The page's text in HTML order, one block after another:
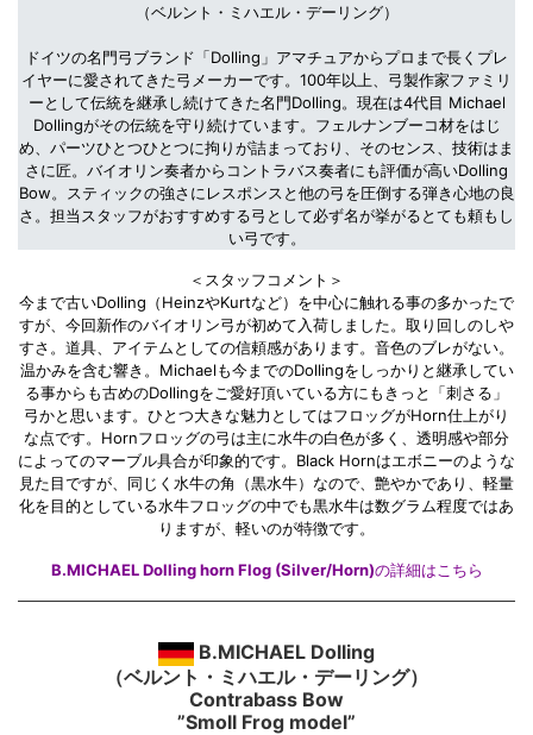
（ベルント・ミハエル・デーリング）
ドイツの名門弓ブランド「Dolling」アマチュアからプロまで長くプレ
イヤーに愛されてきた弓メーカーです。100年以上、弓製作家ファミリ
ーとして伝統を継承し続けてきた名門Dolling。現在は4代目 Michael
Dollingがその伝統を守り続けています。フェルナンブーコ材をはじ
め、パーツひとつひとつに拘りが詰まっており、そのセンス、技術はま
さに匠。バイオリン奏者からコントラバス奏者にも評価が高いDolling
Bow。スティックの強さにレスポンスと他の弓を圧倒する弾き心地の良
さ。担当スタッフがおすすめする弓として必ず名が挙がるとても頼もし
い弓です。
＜スタッフコメント＞
今まで古いDolling（HeinzやKurtなど）を中心に触れる事の多かったで
すが、今回新作のバイオリン弓が初めて入荷しました。取り回しのしや
すさ。道具、アイテムとしての信頼感があります。音色のブレがない。
温かみを含む響き。Michaelも今までのDollingをしっかりと継承してい
る事からも古めのDollingをご愛好頂いている方にもきっと「刺さる」
弓かと思います。ひとつ大きな魅力としてはフロッグがHorn仕上がり
な点です。Hornフロッグの弓は主に水牛の白色が多く、透明感や部分
によってのマーブル具合が印象的です。Black Hornはエボニーのような
見た目ですが、同じく水牛の角（黒水牛）なので、艶やかであり、軽量
化を目的としている水牛フロッグの中でも黒水牛は数グラム程度ではあ
りますが、軽いのが特徴です。
B.MICHAEL Dolling horn Flog (Silver/Horn)の詳細はこちら
B.MICHAEL Dolling
（ベルント・ミハエル・デーリング）
Contrabass Bow
”Smoll Frog model”